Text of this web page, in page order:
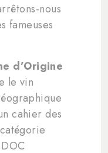
nous
fameuses
d’Origine
le vin
cahier des